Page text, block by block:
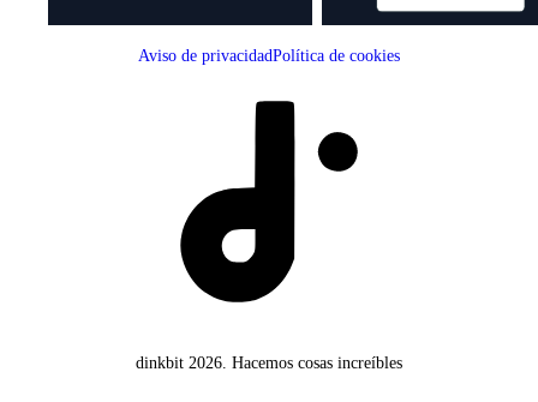
dinkbit 2026. Hacemos cosas increíbles
Aviso de privacidadPolítica de cookies